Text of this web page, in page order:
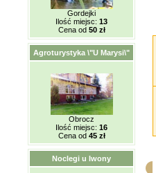
Gordejki
Ilość miejsc: 13
Cena od 50 zł
Agroturystyka \"U Marysi\"
Obrocz
Ilość miejsc: 16
Cena od 45 zł
Noclegi u Iwony